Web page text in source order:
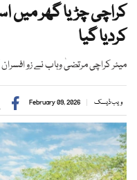
کراچی چڑیا گھر میں
کردیا گیا
میئر کراچی مرتضیٰ وہاب نے زو
ویب ڈیسک February 09, 2026